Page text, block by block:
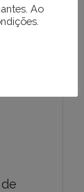
Ao